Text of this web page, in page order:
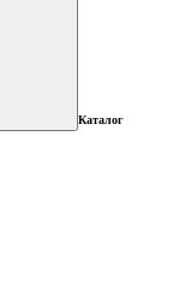
Каталог